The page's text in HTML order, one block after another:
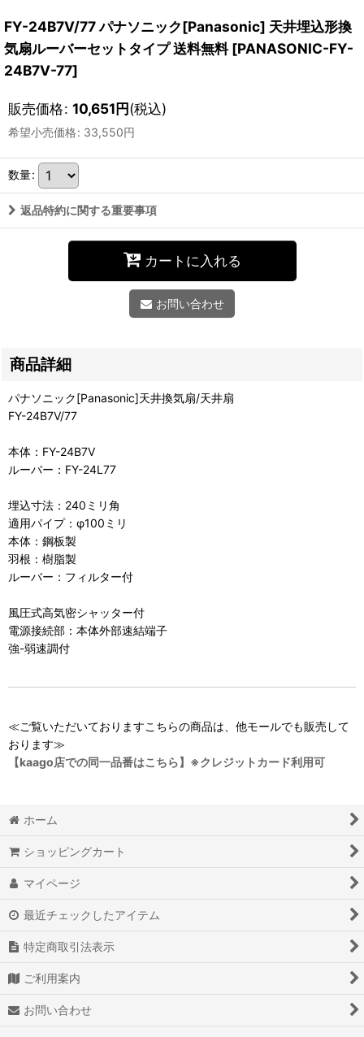
FY-24B7V/77 パナソニック[Panasonic] 天井埋込形換
気扇ルーバーセットタイプ 送料無料 [PANASONIC-FY-
24B7V-77]
販売価格: 10,651円(税込)
希望小売価格: 33,550円
数量:
返品特約に関する重要事項
カートに入れる
お問い合わせ
商品詳細
パナソニック[Panasonic]天井換気扇/天井扇
FY-24B7V/77
本体：FY-24B7V
ルーバー：FY-24L77
埋込寸法：240ミリ角
適用パイプ：φ100ミリ
本体：鋼板製
羽根：樹脂製
ルーバー：フィルター付
風圧式高気密シャッター付
電源接続部：本体外部速結端子
強-弱速調付
≪ご覧いただいておりますこちらの商品は、他モールでも販売して
おります≫
【kaago店での同一品番はこちら】※クレジットカード利用可
ホーム
ショッピングカート
マイページ
最近チェックしたアイテム
特定商取引法表示
ご利用案内
お問い合わせ